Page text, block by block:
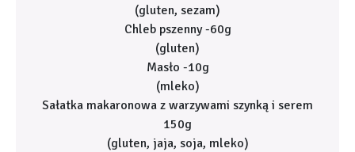
(gluten, sezam)
Chleb pszenny -60g
(gluten)
Masło -10g
(mleko)
Sałatka makaronowa z warzywami szynką i serem
150g
(gluten, jaja, soja, mleko)